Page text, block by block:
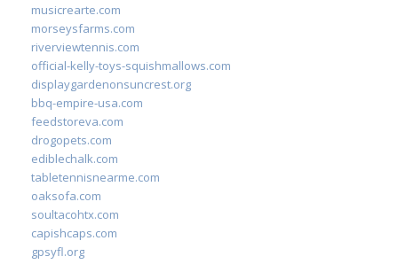
musicrearte.com
morseysfarms.com
riverviewtennis.com
official-kelly-toys-squishmallows.com
displaygardenonsuncrest.org
bbq-empire-usa.com
feedstoreva.com
drogopets.com
ediblechalk.com
tabletennisnearme.com
oaksofa.com
soultacohtx.com
capishcaps.com
gpsyfl.org